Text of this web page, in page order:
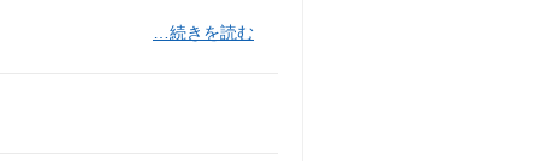
…続きを読む